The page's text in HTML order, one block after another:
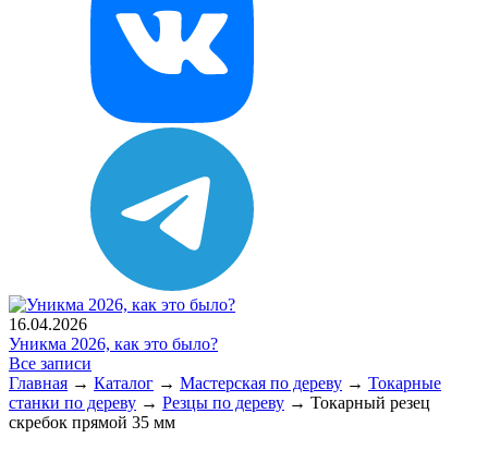
16.04.2026
Уникма 2026, как это было?
Все записи
Главная → Каталог → Мастерская по дереву → Токарные
станки по дереву → Резцы по дереву → Токарный резец
скребок прямой 35 мм